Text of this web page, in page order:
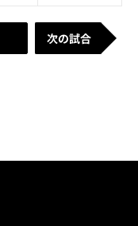
次の試合